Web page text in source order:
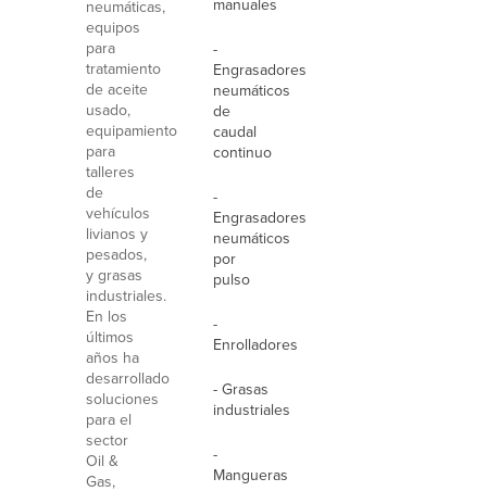
neumáticas,
equipos
para
tratamiento
de aceite
usado,
equipamiento
para
talleres
de
vehículos
livianos y
pesados,
y grasas
industriales.
En los
últimos
años ha
desarrollado
soluciones
para el
sector
Oil &
Gas,
-
Engrasadores
neumáticos
de
caudal
continuo
-
Engrasadores
neumáticos
por
pulso
-
Enrolladores
- Grasas
industriales
-
Mangueras